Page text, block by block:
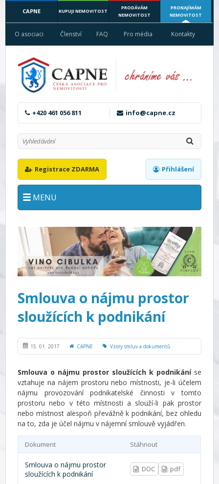
CAPNE KUPUJI NEMOVITOST
PRODÁVÁM
NEMOVITOST
PRONAJÍMÁM
NEMOVITOST
O asociaci Členství FAQ Pro média Kontakty
+420 461 056 811 info@capne.cz
Registrace ZDARMA Přihlášení
MENU
Smlouva o nájmu prostor
sloužících k podnikání
15. 01. 2017 CAPNE Vzory smluv a dokumentů
Smlouva o nájmu prostor sloužících k podnikání se
vztahuje na nájem prostoru nebo místnosti, je-li účelem
nájmu provozování podnikatelské činnosti v tomto
prostoru nebo v této místnosti a slouží-li pak prostor
nebo místnost alespoň převážně k podnikání, bez ohledu
na to, zda je účel nájmu v nájemní smlouvě vyjádřen.
Dokument Stáhnout
Smlouva o nájmu prostor
sloužících k podnikání
DOC pdf